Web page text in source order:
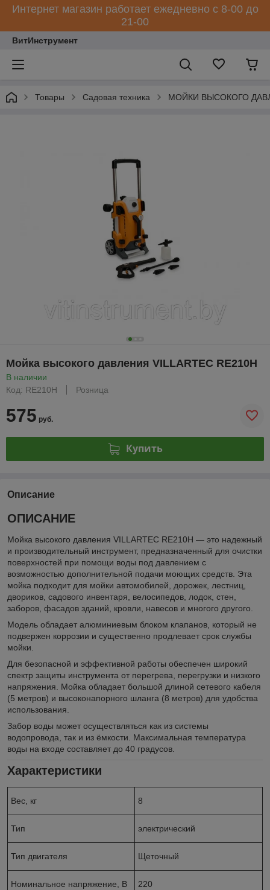
Интернет магазин работает ежедневно с 8-00 до
21-00
ВитИнструмент
Товары Садовая техника МОЙКИ ВЫСОКОГО
Мойка высокого давления VILLARTEC RE210H
В наличии
Код: RE210H
Розница
575 руб.
Купить
Описание
ОПИСАНИЕ
Мойка высокого давления VILLARTEC RE210Н — это надежный
и производительный инструмент, предназначенный для очистки
поверхностей при помощи воды под давлением с
возможностью дополнительной подачи моющих средств. Эта
мойка подходит для мойки автомобилей, дорожек, лестниц,
двориков, садового инвентаря, велосипедов, лодок, стен,
заборов, фасадов зданий, кровли, навесов и многого другого.
Модель обладает алюминиевым блоком клапанов, который не
подвержен коррозии и существенно продлевает срок службы
мойки.
Для безопасной и эффективной работы обеспечен широкий
спектр защиты инструмента от перегрева, перегрузки и низкого
напряжения. Мойка обладает большой длиной сетевого кабеля
(5 метров) и высоконапорного шланга (8 метров) для удобства
использования.
Забор воды может осуществляться как из системы
водопровода, так и из ёмкости. Максимальная температура
воды на входе составляет до 40 градусов.
Характеристики
Вес, кг 8
Тип электрический
Тип двигателя Щеточный
Номинальное напряжение, В 220